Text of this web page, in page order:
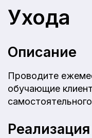
Ухода
Описание
Проводите
обучающие
Реализация